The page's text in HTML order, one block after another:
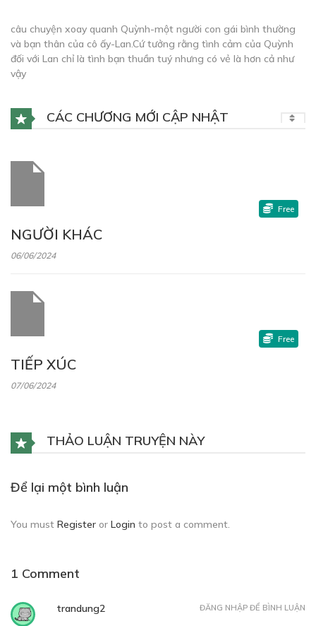
câu chuyện xoay quanh Quỳnh-một người con gái bình thường
và bạn thân của cô ấy-Lan.Cứ tưởng rằng tình cảm của Quỳnh
đối với Lan chỉ là tình bạn thuần tuý nhưng có vẻ là hơn cả như
vậy
CÁC CHƯƠNG MỚI CẬP NHẬT
NGƯỜI KHÁC
06/06/2024
Free
TIẾP XÚC
07/06/2024
Free
THẢO LUẬN TRUYỆN NÀY
Để lại một bình luận
You must Register or Login to post a comment.
1 Comment
trandung2 ĐĂNG NHẬP ĐỂ BÌNH LUẬN